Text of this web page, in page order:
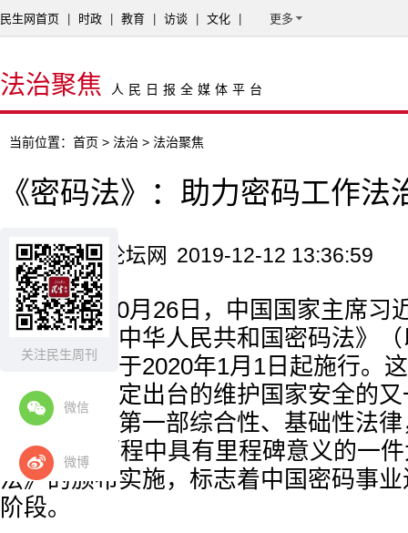
关注民生周刊
微信
微博
民生网首页 时政 教育 访谈 文化 更多
法治聚焦 人民日报全媒体平台
当前位置： 首页 > 法治 > 法治聚焦
《密码法》：助力密码工作法
来源：人民论坛网 2019-12-12 13:36:59
2019年10月26日，中国国家主席习
正式颁布《中华人民共和国密码法》
法》），并于2020年1月1日起施行。
来，中国制定出台的维护国家安全的
是密码领域第一部综合性、基础性法
90年发展历程中具有里程碑意义的一
法》的颁布实施，标志着中国密码事
阶段。